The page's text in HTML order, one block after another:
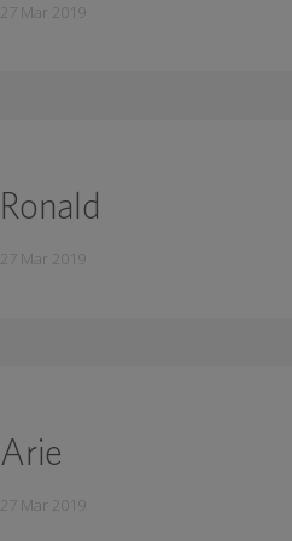
27 Mar 2019
Ronald
27 Mar 2019
Arie
27 Mar 2019